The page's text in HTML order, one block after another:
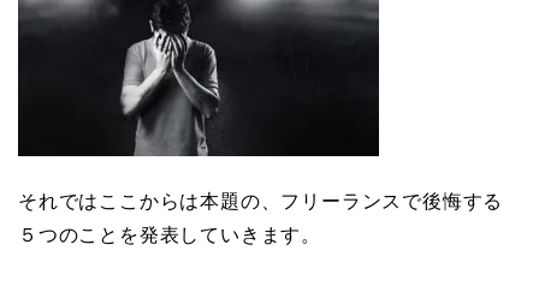
それではここからは本題の、フリーランスで後悔する
５つのことを発表していきます。